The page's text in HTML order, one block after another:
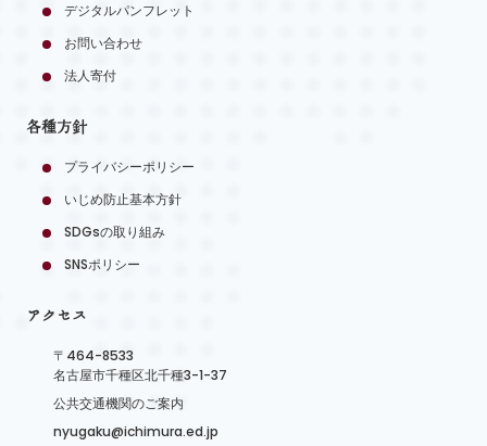
デジタルパンフレット
お問い合わせ
法人寄付
各種方針
プライバシーポリシー
いじめ防止基本方針
SDGsの取り組み
SNSポリシー
アクセス
〒464-8533
名古屋市千種区北千種3-1-37
公共交通機関のご案内
nyugaku@ichimura.ed.jp